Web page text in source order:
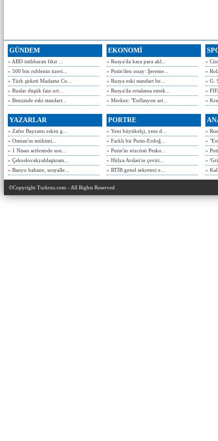
GÜNDEM
» ABD istihbaratı fikir ...
» 500 bin rublenin üzeri...
» Türk şirketi Madame Co...
» Ruslar düşük faiz ort...
» Benzinde eski standart...
EKONOMİ
» Rusya'da kara para akl...
» Putin'den onay: Şereme...
» Rusya eski standart be...
» Rusya'da ortalama emek...
» Merkez: "Enflasyon art...
»
»
» G.
»
»
YAZARLAR
» Zafer Bayramı eskisi g...
» Osman'ın mühimi...
» 1 Nisan arifesinde son...
» Çekoslovakyalılaştıram...
» Banyo bahane, sosyalle...
PORTRE
» Yeni büyükelçi, yeni d...
» Farklı bir Putin-Erdoğ...
» Putin'in sözcüsü Pesko...
» Hülya Arslan'ın çeviri...
» RTİB genel sekreteri e...
»
»
»
»
»
©Copyright Turkrus.com - All Rights Reserved